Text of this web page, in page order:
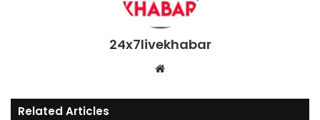
24x7livekhabar
Website
Related Articles